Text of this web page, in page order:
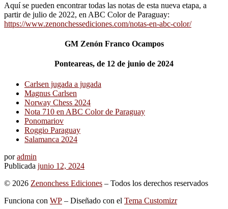
Aquí se pueden encontrar todas las notas de esta nueva etapa, a
partir de julio de 2022, en ABC Color de Paraguay:
https://www.zenonchessediciones.com/notas-en-abc-color/
GM Zenón Franco Ocampos
Ponteareas, de 12 de junio de 2024
Carlsen jugada a jugada
Magnus Carlsen
Norway Chess 2024
Nota 710 en ABC Color de Paraguay
Ponomariov
Roggio Paraguay
Salamanca 2024
poradmin
Publicada junio 12, 2024
© 2026 Zenonchess Ediciones – Todos los derechos reservados
Funciona con WP – Diseñado con el Tema Customizr